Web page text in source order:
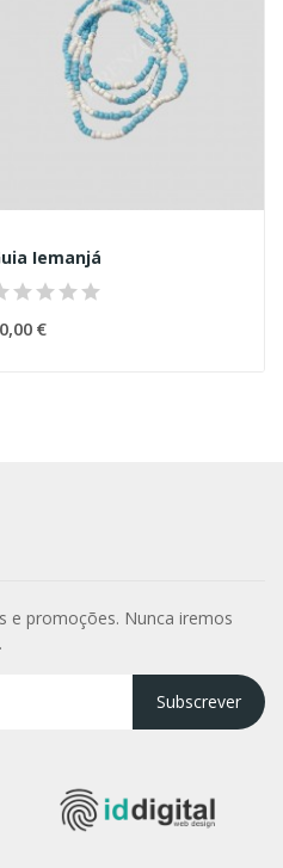
Iemanjá
€
e promoções. Nunca iremos
Subscrever